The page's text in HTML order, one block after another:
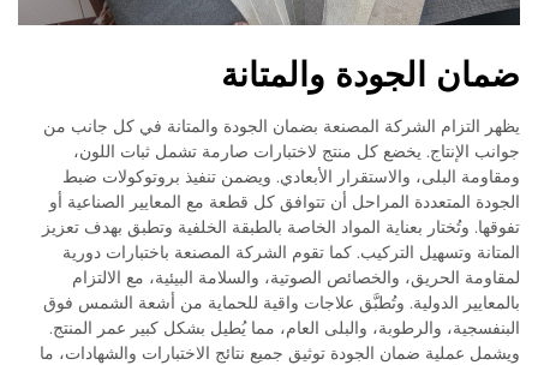
ضمان الجودة والمتانة
يظهر التزام الشركة المصنعة بضمان الجودة والمتانة في كل جانب من
جوانب الإنتاج. يخضع كل منتج لاختبارات صارمة تشمل ثبات اللون،
ومقاومة البلى، والاستقرار الأبعادي. ويضمن تنفيذ بروتوكولات ضبط
الجودة المتعددة المراحل أن تتوافق كل قطعة مع المعايير الصناعية أو
تفوقها. وتُختار بعناية المواد الخاصة بالطبقة الخلفية وتطبق بهدف تعزيز
المتانة وتسهيل التركيب. كما تقوم الشركة المصنعة باختبارات دورية
لمقاومة الحريق، والخصائص الصوتية، والسلامة البيئية، مع الالتزام
بالمعايير الدولية. وتُطبَّق علاجات واقية للحماية من أشعة الشمس فوق
البنفسجية، والرطوبة، والبلى العام، مما يُطيل بشكل كبير عمر المنتج.
ويشمل عملية ضمان الجودة توثيق جميع نتائج الاختبارات والشهادات، ما